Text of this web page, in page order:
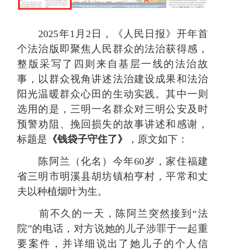
2025年1月2日，《人民日报》开年首
个法治版即聚焦人民群众的法治获得感，
整版采写了四则来自基层一线的法治故
事，以群众视角讲述法治建设成果和法治
阳光温暖群众心田的生动实践。其中一则
选用的是，三明一名群众对三明公安及时
预警劝阻、挽回损失的故事讲述和感谢，
标题是 《钱袋子守住了》 ，原文如下：
陈阿兰（化名）今年60岁，家住福建
省三明市明溪县胡坊镇柏亨村，平常和丈
夫以种植烟叶为生。
前不久的一天，陈阿兰突然接到“法
院”的电话，对方说她的儿子涉罪于一起重
要案件，并详细说出了她儿子的个人信